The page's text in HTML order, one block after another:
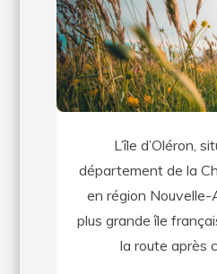
L’île d’Oléron,
département de la
en région Nouvelle-
plus grande île
la route après